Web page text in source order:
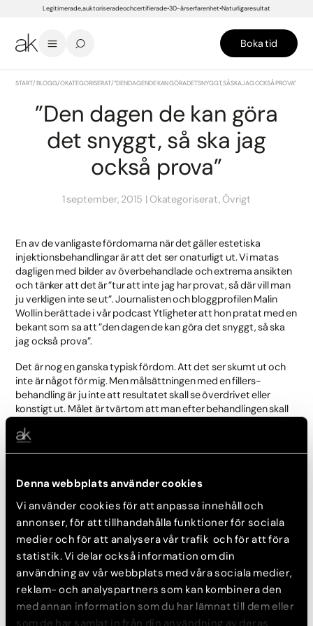
Denna webbplats använder cookies
Vi använder cookies för att anpassa innehåll och
annonser, för att tillhandahålla funktioner för sociala
medier och för att analysera vår trafik och för att föra
statistik. Vi delar också information om din
användning av vår webbplats med våra sociala medier,
reklam- och analyspartners som kan kombinera den
med annan information som du har lämnat till dem eller
som de har samlat in från din användning av deras
Legitimerade, auktoriserade och certifierade 30-års erfarenhet Naturliga resultat
Boka tid
START/BLOGG/OKATEGORISERAT/”DEN DAGEN DE KAN GÖRA DET SNYGGT, SÅ SKA JAG OCKSÅ PROVA”
”Den dagen de kan göra
det snyggt, så ska jag
också prova”
1 september, 2015 Okategoriserat, Övrigt
En av de vanligaste fördomarna när det gäller estetiska
injektionsbehandlingar är att det ser onaturligt ut. Vi matas
dagligen med bilder av överbehandlade och extrema ansikten
och tänker att det är ”tur att inte jag har provat, så där vill man
ju verkligen inte se ut”. Journalisten och bloggprofilen Malin
Wollin berättade i vår podcast Ytligheter att hon pratat med en
bekant som sa att ”den dagen de kan göra det snyggt, så ska
jag också prova”.
Det är nog en ganska typisk fördom. Att det ser skumt ut och
inte är något för mig. Men målsättningen med en fillers-
behandling är ju inte att resultatet skall se överdrivet eller
konstigt ut. Målet är tvärtom att man efter behandlingen skall
är nyförälskad eller bara allmänt glad.
olika sätt berätta och visa hur det egentligen är. Att merparten
av våra kunder får naturligt fina resultat och inte lämnar oss
med ”ankläppar” eller ”stelfrusna” ansikten.
Nu har vi fått hjälp av Galderma, som står bakom fillern
Restylane, att visa detta genom en informationskampanj som
går under namnet Proof in Real Life. Och man har tagit hjälp av
den världsberömda skönhets- och underhållningsikonen
Sharon Stone som talesperson för att få fram budskapet.
Målet är att visa upp verkliga, diskreta resultat av en